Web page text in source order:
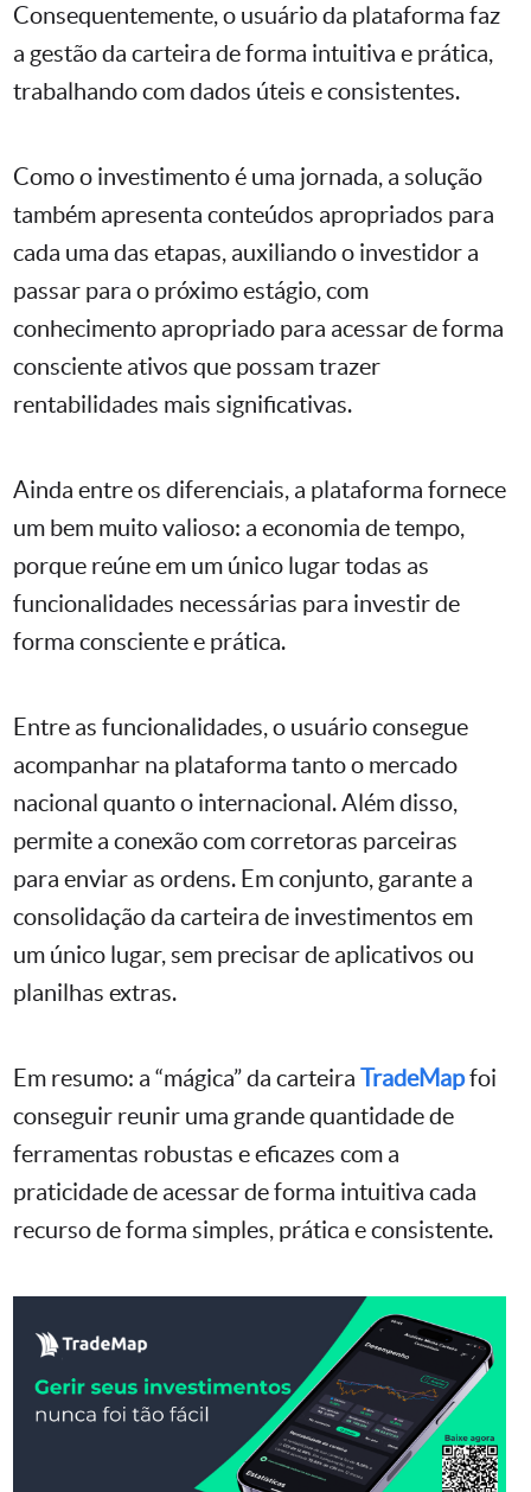
Consequentemente, o usuário da plataforma faz
a gestão da carteira de forma intuitiva e prática,
trabalhando com dados úteis e consistentes.
Como o investimento é uma jornada, a solução
também apresenta conteúdos apropriados para
cada uma das etapas, auxiliando o investidor a
passar para o próximo estágio, com
conhecimento apropriado para acessar de forma
consciente ativos que possam trazer
rentabilidades mais significativas.
Ainda entre os diferenciais, a plataforma fornece
um bem muito valioso: a economia de tempo,
porque reúne em um único lugar todas as
funcionalidades necessárias para investir de
forma consciente e prática.
Entre as funcionalidades, o usuário consegue
acompanhar na plataforma tanto o mercado
nacional quanto o internacional. Além disso,
permite a conexão com corretoras parceiras
para enviar as ordens. Em conjunto, garante a
consolidação da carteira de investimentos em
um único lugar, sem precisar de aplicativos ou
planilhas extras.
Em resumo: a “mágica” da carteira TradeMapfoi
conseguir reunir uma grande quantidade de
ferramentas robustas e eficazes com a
praticidade de acessar de forma intuitiva cada
recurso de forma simples, prática e consistente.